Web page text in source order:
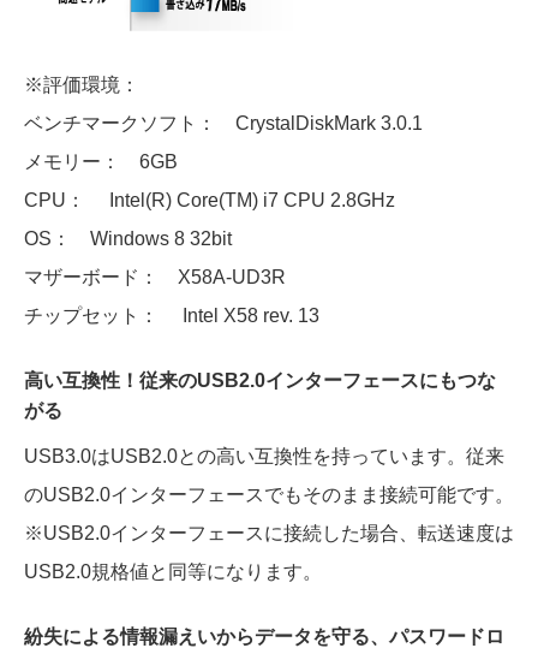
※評価環境：
ベンチマークソフト： CrystalDiskMark 3.0.1
メモリー： 6GB
CPU： Intel(R) Core(TM) i7 CPU 2.8GHz
OS： Windows 8 32bit
マザーボード： X58A-UD3R
チップセット： Intel X58 rev. 13
高い互換性！従来のUSB2.0インターフェースにもつな
がる
USB3.0はUSB2.0との高い互換性を持っています。従来
のUSB2.0インターフェースでもそのまま接続可能です。
※USB2.0インターフェースに接続した場合、転送速度は
USB2.0規格値と同等になります。
紛失による情報漏えいからデータを守る、パスワードロ